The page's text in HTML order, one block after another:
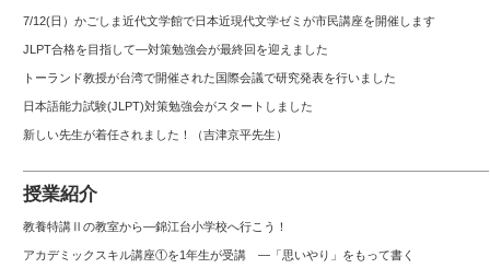
7/12(日）かごしま近代文学館で日本近現代文学ゼミが市民講座を開催します
JLPT合格を目指して—対策勉強会が最終回を迎えました
トーランド教授が台湾で開催された国際会議で研究発表を行いました
日本語能力試験(JLPT)対策勉強会がスタートしました
新しい先生が着任されました！（吉津京平先生）
授業紹介
教養特講Ⅱの教室から―錦江台小学校へ行こう！
アカデミックスキル講座①を1年生が受講 ―「思いやり」をもって書く